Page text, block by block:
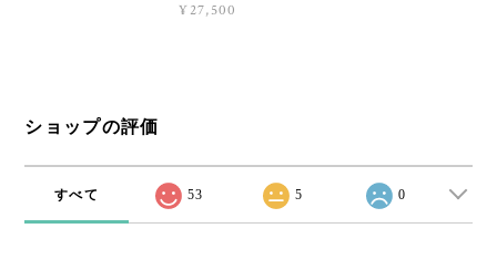
¥27,500
ショップの評価
すべて 53 5 0